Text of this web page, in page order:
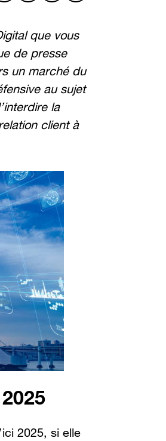
que vous
de presse
un marché du
au sujet
la
client à
2025, si elle